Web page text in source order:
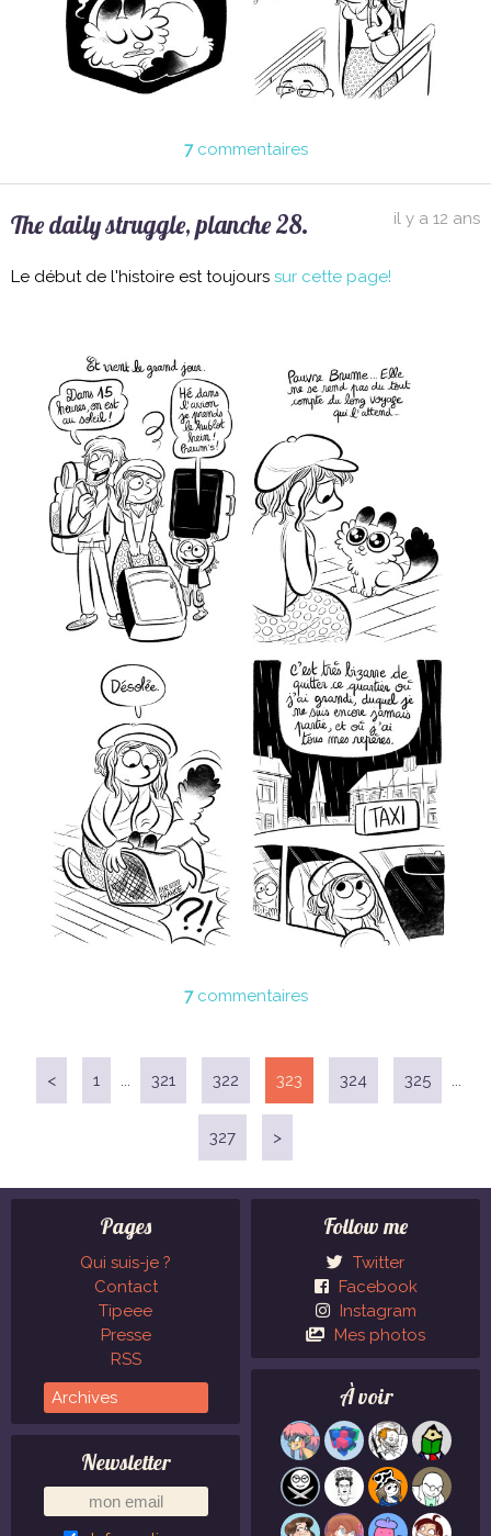
7commentaires
The daily struggle, planche 28. il y a 12 ans
Le début de l'histoire est toujours sur cette page!
7commentaires
< 1 ... 321 322 323 324 325 ...
327 >
Pages
Qui suis-je ?
Contact
Tipeee
Presse
RSS
Newsletter
Follow me
Twitter
Facebook
Instagram
Mes photos
À voir